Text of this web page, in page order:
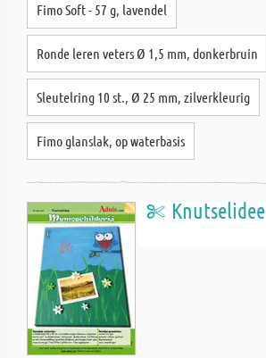
Fimo Soft - 57 g, lavendel
Ronde leren veters Ø 1,5 mm, donkerbruin
Sleutelring 10 st., Ø 25 mm, zilverkleurig
Fimo glanslak, op waterbasis
Knutselidee